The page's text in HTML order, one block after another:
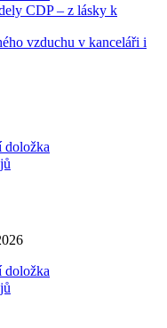
CDP – z lásky k
vzduchu v kanceláři i
doložka
doložka